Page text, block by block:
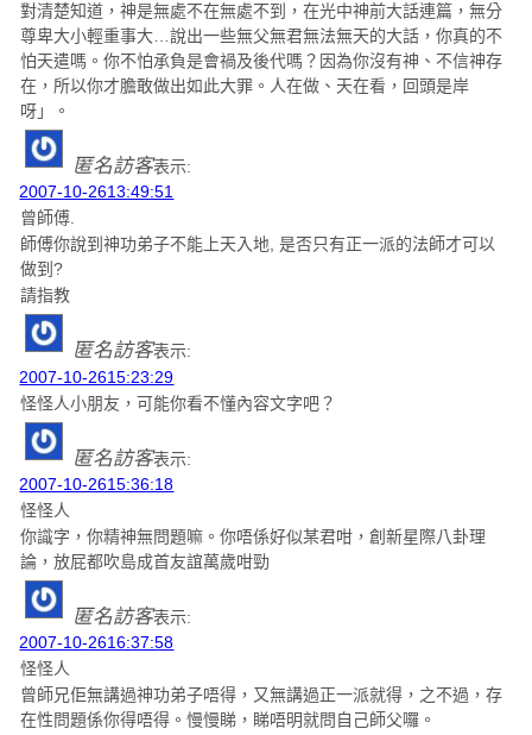
對清楚知道，神是無處不在無處不到，在光中神前大話連篇，無分
尊卑大小輕重事大…說出一些無父無君無法無天的大話，你真的不
怕天遣嗎。你不怕承負是會禍及後代嗎？因為你沒有神、不信神存
在，所以你才膽敢做出如此大罪。人在做、天在看，回頭是岸
呀」。
匿名訪客表示:
2007-10-2613:49:51
曾師傅.
師傅你說到神功弟子不能上天入地, 是否只有正一派的法師才可以
做到?
請指教
匿名訪客表示:
2007-10-2615:23:29
怪怪人小朋友，可能你看不懂內容文字吧？
匿名訪客表示:
2007-10-2615:36:18
怪怪人
你識字，你精神無問題嘛。你唔係好似某君咁，創新星際八卦理
論，放屁都吹島成首友誼萬歲咁勁
匿名訪客表示:
2007-10-2616:37:58
怪怪人
曾師兄佢無講過神功弟子唔得，又無講過正一派就得，之不過，存
在性問題係你得唔得。慢慢睇，睇唔明就問自己師父囉。